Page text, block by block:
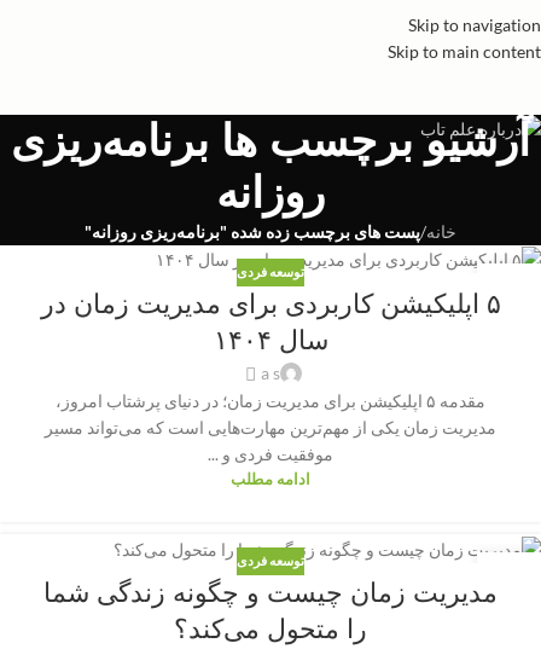
Skip to navigation
Skip to main content
آرشیو برچسب ها برنامه‌ریزی
روزانه
خانه/پست های برچسب زده شده "برنامه‌ریزی روزانه"
سپتامبر
توسعه فردی
۵ اپلیکیشن کاربردی برای مدیریت زمان در
سال ۱۴۰۴
a s
مقدمه ۵ اپلیکیشن برای مدیریت زمان؛ در دنیای پرشتاب امروز،
مدیریت زمان یکی از مهم‌ترین مهارت‌هایی است که می‌تواند مسیر
موفقیت فردی و ...
ادامه مطلب
سپتامبر
توسعه فردی
مدیریت زمان چیست و چگونه زندگی شما
را متحول می‌کند؟